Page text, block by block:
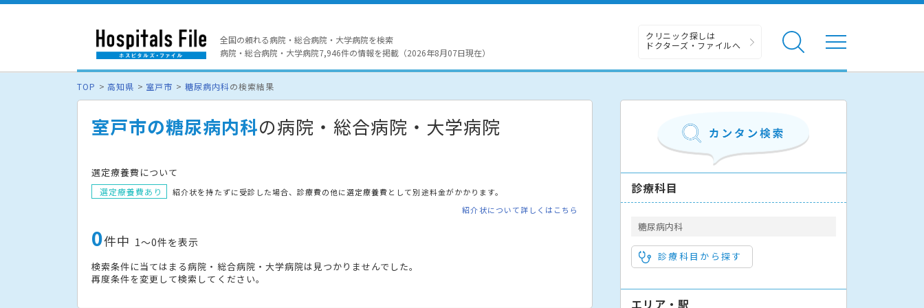
全国の頼れる病院・総合病院・大学病院を検索
病院・総合病院・大学病院7,946件の情報を掲載（2026年8月07日現在）
クリニック探しは
ドクターズ・ファイルへ
TOP 高知県 室戸市 糖尿病内科の検索結果
室戸市の糖尿病内科の病院・総合病院・大学病院
選定療養費について
選定療養費あり
紹介状を持たずに受診した場合、診療費の他に選定療養費として別途料金がかかります。
紹介状について詳しくはこちら
0件中 1〜0件を表示
検索条件に当てはまる病院・総合病院・大学病院は見つかりませんでした。
再度条件を変更して検索してください。
診療科目
糖尿病内科
診療科目から探す
エリア・駅